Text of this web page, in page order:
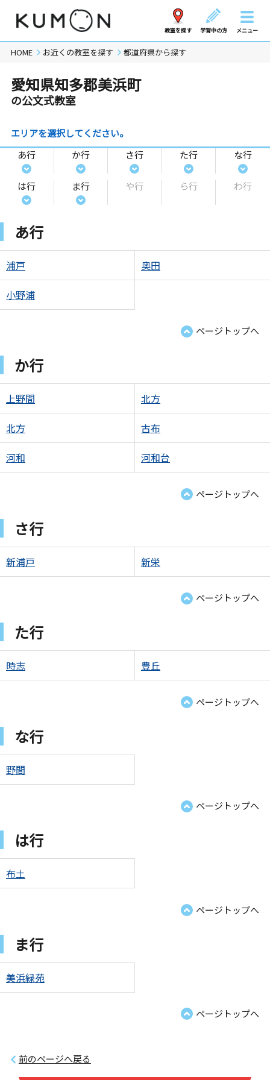
教室を探す 学習中の方 メニュー
HOME お近くの教室を探す 都道府県から探す
愛知県知多郡美浜町
の公文式教室
エリアを選択してください。
あ行
か行 さ行 た行 な行
は行 ま行 や行 ら行 わ行
あ行
浦戸 奥田
小野浦
ページトップへ
か行
上野間 北方
北方 古布
河和 河和台
ページトップへ
さ行
新浦戸 新栄
ページトップへ
た行
時志 豊丘
ページトップへ
な行
野間
ページトップへ
は行
布土
ページトップへ
ま行
美浜緑苑
ページトップへ
前のページへ戻る